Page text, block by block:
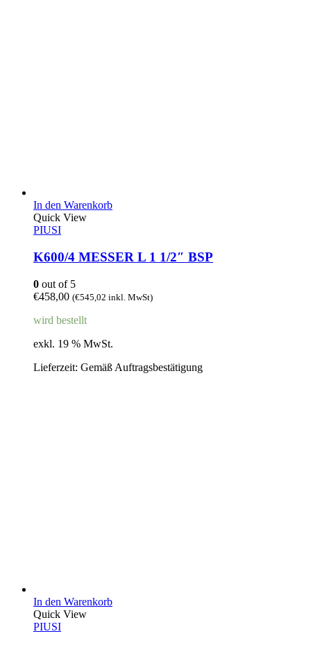
In den Warenkorb
Quick View
PIUSI
K600/4 MESSER L 1 1/2″ BSP
0 out of 5
€458,00 (€545,02 inkl. MwSt)
wird bestellt
exkl. 19 % MwSt.
Lieferzeit: Gemäß Auftragsbestätigung
In den Warenkorb
Quick View
PIUSI